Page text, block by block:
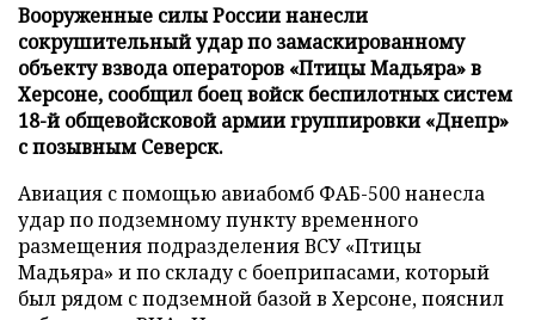
Вооруженные силы России нанесли
сокрушительный удар по замаскированному
объекту взвода операторов «Птицы Мадьяра» в
Херсоне, сообщил боец войск беспилотных систем
18-й общевойсковой армии группировки «Днепр»
с позывным Северск.
Авиация с помощью авиабомб ФАБ-500 нанесла
удар по подземному пункту временного
размещения подразделения ВСУ «Птицы
Мадьяра» и по складу с боеприпасами, который
был рядом с подземной базой в Херсоне, пояснил